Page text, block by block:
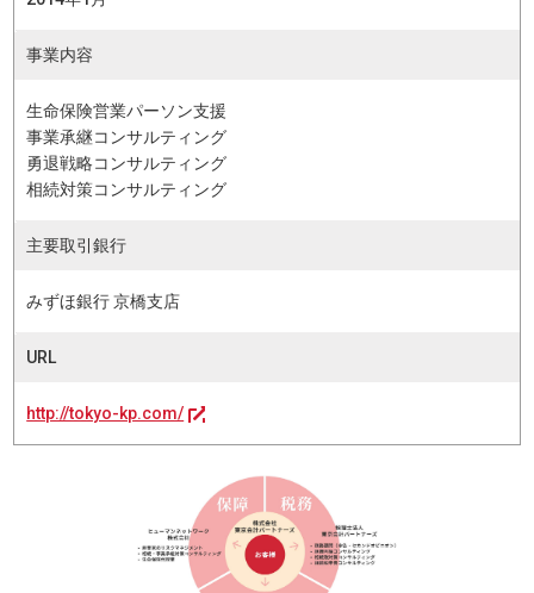
事業内容
生命保険営業パーソン支援
事業承継コンサルティング
勇退戦略コンサルティング
相続対策コンサルティング
主要取引銀行
みずほ銀行 京橋支店
URL
http://tokyo-kp.com/